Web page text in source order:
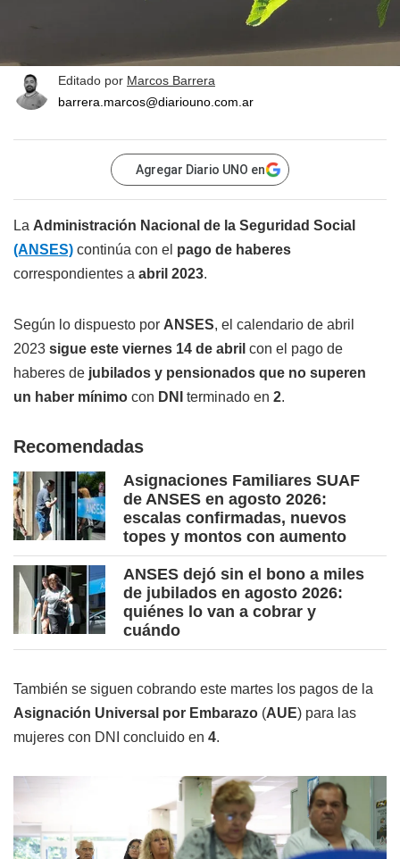
Editado por Marcos Barrera
barrera.marcos@diariouno.com.ar
Agregar Diario UNO en
La Administración Nacional de la Seguridad Social
(ANSES) continúa con el pago de haberes
correspondientes a abril 2023.
Según lo dispuesto por ANSES, el calendario de abril
2023 sigue este viernes 14 de abril con el pago de
haberes de jubilados y pensionados que no superen
un haber mínimo con DNI terminado en 2.
Recomendadas
Asignaciones Familiares SUAF
de ANSES en agosto 2026:
escalas confirmadas, nuevos
topes y montos con aumento
ANSES dejó sin el bono a miles
de jubilados en agosto 2026:
quiénes lo van a cobrar y
cuándo
También se siguen cobrando este martes los pagos de la
Asignación Universal por Embarazo (AUE) para las
mujeres con DNI concluido en 4.